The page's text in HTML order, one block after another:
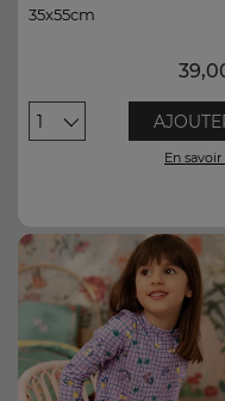
35x55cm
1
En